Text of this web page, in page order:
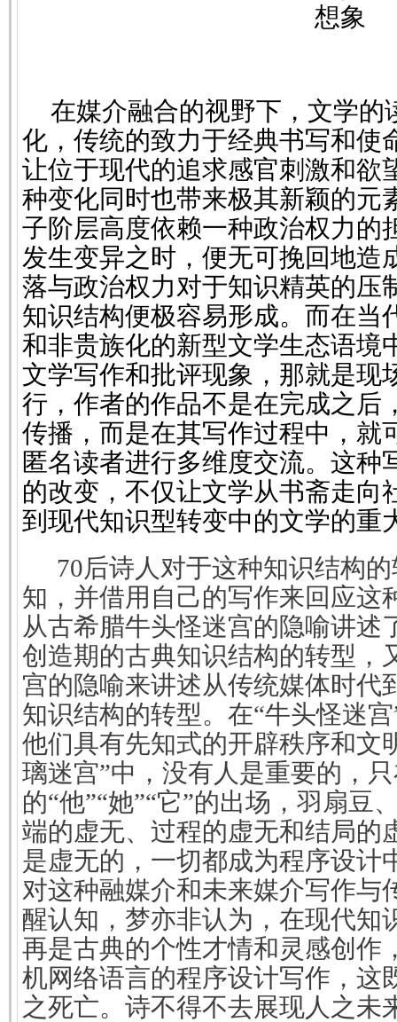
想象
在媒介融合的视野下，文学的
化，传统的致力于经典书写和使
让位于现代的追求感官刺激和欲
种变化同时也带来极其新颖的元
子阶层高度依赖一种政治权力的
发生变异之时，便无可挽回地造
落与政治权力对于知识精英的压
知识结构便极容易形成。而在当
和非贵族化的新型文学生态语境
文学写作和批评现象，那就是现
行，作者的作品不是在完成之后
传播，而是在其写作过程中，就
匿名读者进行多维度交流。这种
的改变，不仅让文学从书斋走向
到现代知识型转变中的文学的重
70后诗人对于这种知识结构
知，并借用自己的写作来回应这
从古希腊牛头怪迷宫的隐喻讲述
创造期的古典知识结构的转型，
宫的隐喻来讲述从传统媒体时代
知识结构的转型。在“牛头怪迷
他们具有先知式的开辟秩序和文
璃迷宫”中，没有人是重要的，
的“他”“她”“它”的出场，羽扇豆
端的虚无、过程的虚无和结局的
是虚无的，一切都成为程序设计
对这种融媒介和未来媒介写作与
醒认知，梦亦非认为，在现代知
再是古典的个性才情和灵感创作
机网络语言的程序设计写作，这
之死亡。诗不得不去展现人之未